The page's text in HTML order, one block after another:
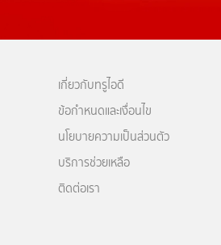
เกี่ยวกับทรูไอดี
ข้อกำหนดและเงื่อนไข
นโยบายความเป็นส่วนตัว
บริการช่วยเหลือ
ติดต่อเรา